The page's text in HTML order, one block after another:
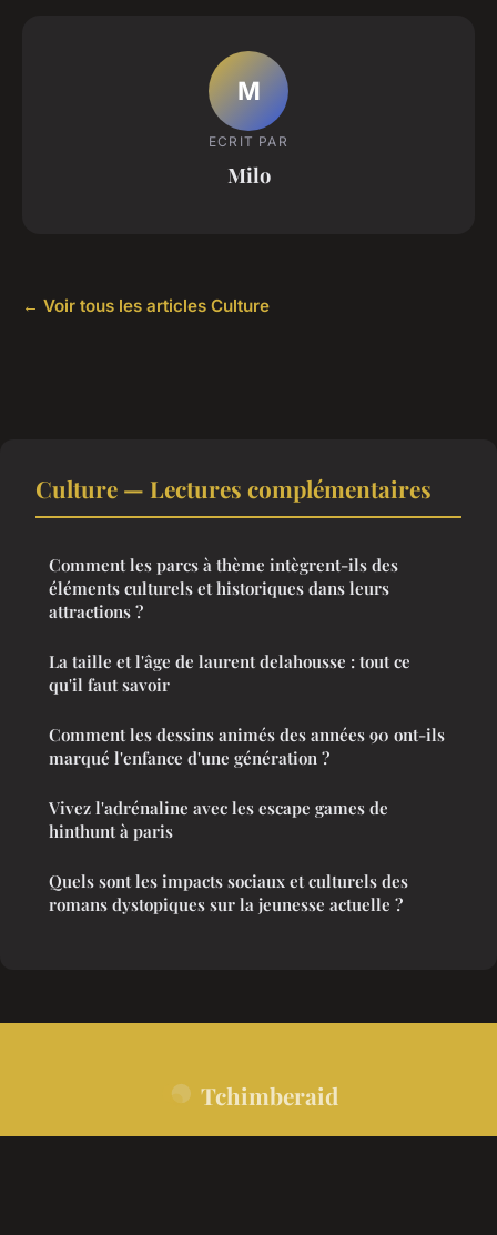
M
ECRIT PAR
Milo
← Voir tous les articles Culture
Culture — Lectures complémentaires
Comment les parcs à thème intègrent-ils des
éléments culturels et historiques dans leurs
attractions ?
La taille et l'âge de laurent delahousse : tout ce
qu'il faut savoir
Comment les dessins animés des années 90 ont-ils
marqué l'enfance d'une génération ?
Vivez l'adrénaline avec les escape games de
hinthunt à paris
Quels sont les impacts sociaux et culturels des
romans dystopiques sur la jeunesse actuelle ?
Tchimberaid